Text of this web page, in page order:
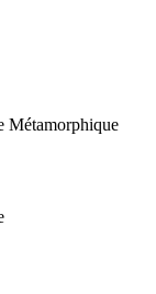
Métamorphique